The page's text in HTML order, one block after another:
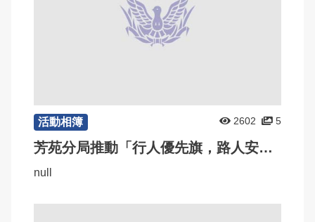
活動相簿 2602 5
芳苑分局推動「行人優先旗，路人安全行」宣導活動
null